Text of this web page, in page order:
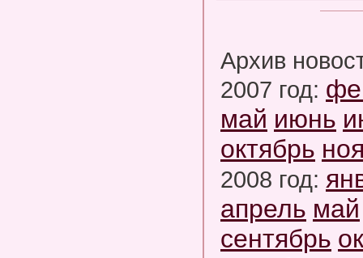
Архив
2007 год:
май июнь
октябрь
2008 год:
апрель май
сентябрь